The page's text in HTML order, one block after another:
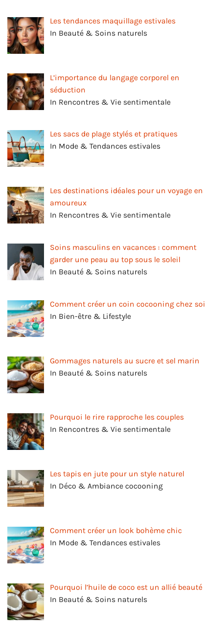
Les tendances maquillage estivales
In Beauté & Soins naturels
L’importance du langage corporel en
séduction
In Rencontres & Vie sentimentale
Les sacs de plage stylés et pratiques
In Mode & Tendances estivales
Les destinations idéales pour un voyage en
amoureux
In Rencontres & Vie sentimentale
Soins masculins en vacances : comment
garder une peau au top sous le soleil
In Beauté & Soins naturels
Comment créer un coin cocooning chez soi
In Bien-être & Lifestyle
Gommages naturels au sucre et sel marin
In Beauté & Soins naturels
Pourquoi le rire rapproche les couples
In Rencontres & Vie sentimentale
Les tapis en jute pour un style naturel
In Déco & Ambiance cocooning
Comment créer un look bohème chic
In Mode & Tendances estivales
Pourquoi l’huile de coco est un allié beauté
In Beauté & Soins naturels